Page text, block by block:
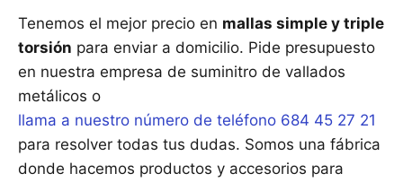
Tenemos el mejor precio en mallas simple y triple
torsión para enviar a domicilio. Pide presupuesto
en nuestra empresa de suminitro de vallados
metálicos o
llama a nuestro número de teléfono 684 45 27 21
para resolver todas tus dudas. Somos una fábrica
donde hacemos productos y accesorios para